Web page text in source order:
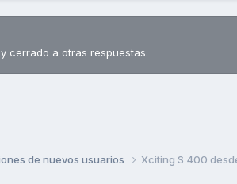
cerrado a otras respuestas.
de nuevos usuarios Xciting S 400